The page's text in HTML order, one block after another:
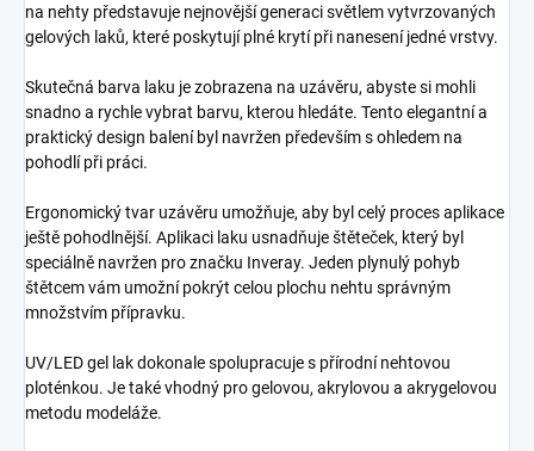
na nehty představuje nejnovější generaci světlem vytvrzovaných
gelových laků, které poskytují plné krytí při nanesení jedné vrstvy.
Skutečná barva laku je zobrazena na uzávěru, abyste si mohli
snadno a rychle vybrat barvu, kterou hledáte. Tento elegantní a
praktický design balení byl navržen především s ohledem na
pohodlí při práci.
Ergonomický tvar uzávěru umožňuje, aby byl celý proces aplikace
ještě pohodlnější. Aplikaci laku usnadňuje štěteček, který byl
speciálně navržen pro značku Inveray. Jeden plynulý pohyb
štětcem vám umožní pokrýt celou plochu nehtu správným
množstvím přípravku.
UV/LED gel lak dokonale spolupracuje s přírodní nehtovou
ploténkou. Je také vhodný pro gelovou, akrylovou a akrygelovou
metodu modeláže.